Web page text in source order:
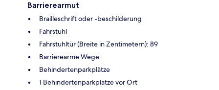
Barrierearmut
Brailleschrift oder -beschilderung
Fahrstuhl
Fahrstuhltür (Breite in Zentimetern): 89
Barrierearme Wege
Behindertenparkplätze
1 Behindertenparkplätze vor Ort